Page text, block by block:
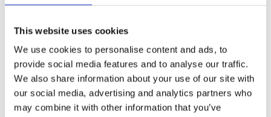
This website uses cookies
We use cookies to personalise content and ads, to
provide social media features and to analyse our traffic.
We also share information about your use of our site with
our social media, advertising and analytics partners who
may combine it with other information that you’ve
Webbplats
Spara mitt namn, min e-postadress och webbplats i denna
webbläsare till nästa gång jag skriver en kommentar.